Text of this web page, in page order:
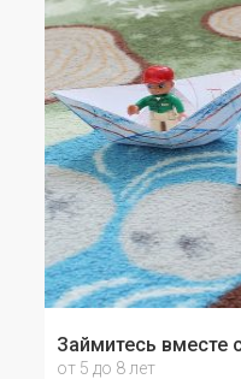
Займитесь вместе
от 5 до 8 лет